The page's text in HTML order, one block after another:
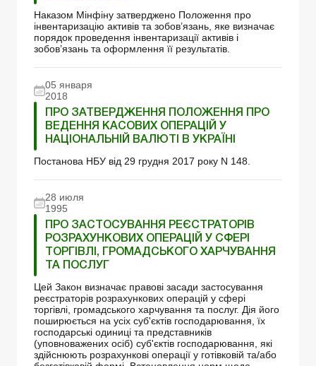
Наказом Мiнфiну затверджено Положення про
інвентаризацію активів та зобов’язань, яке визначає
порядок проведення інвентаризації активів і
зобов’язань та оформлення її результатів.
05 января
2018
ПРО ЗАТВЕРДЖЕННЯ ПОЛОЖЕННЯ ПРО
ВЕДЕННЯ КАСОВИХ ОПЕРАЦІЙ У
НАЦІОНАЛЬНІЙ ВАЛЮТІ В УКРАЇНІ
Постанова НБУ від 29 грудня 2017 року N 148.
28 июля
1995
ПРО ЗАСТОСУВАННЯ РЕЄСТРАТОРІВ
РОЗРАХУНКОВИХ ОПЕРАЦІЙ У СФЕРІ
ТОРГІВЛІ, ГРОМАДСЬКОГО ХАРЧУВАННЯ
ТА ПОСЛУГ
Цей Закон визначає правові засади застосування
реєстраторів розрахункових операцій у сфері
торгівлі, громадського харчування та послуг. Дія його
поширюється на усіх суб'єктів господарювання, їх
господарські одиниці та представників
(уповноважених осіб) суб'єктів господарювання, які
здійснюють розрахункові операції у готівковій та/або